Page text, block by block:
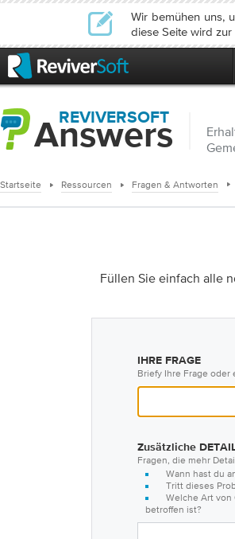
Wir bemühen uns,
diese Seite wird
REVIVERSOFT
Answers
Startseite Ressourcen Fragen & Antworten
Füllen Sie einfach alle
IHRE FRAGE
Briefy Ihre Frage oder
Zusätzliche
Fragen, die mehr
Wann hast du
Tritt dieses
Welche Art
betroffen ist?